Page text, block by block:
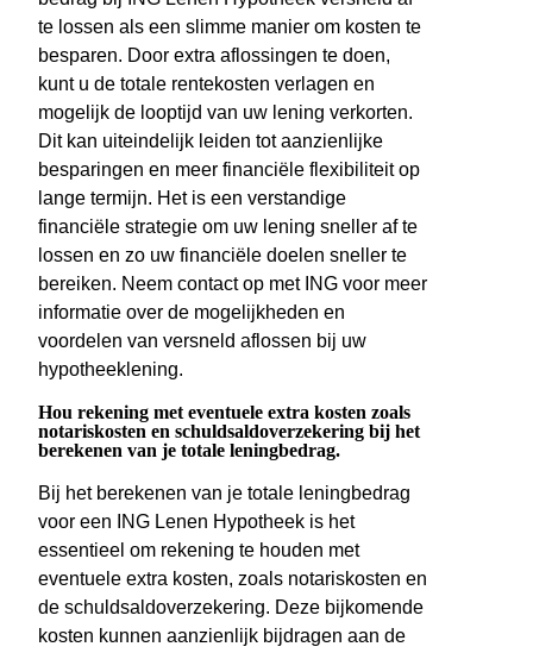
te lossen als een slimme manier om kosten te
besparen. Door extra aflossingen te doen,
kunt u de totale rentekosten verlagen en
mogelijk de looptijd van uw lening verkorten.
Dit kan uiteindelijk leiden tot aanzienlijke
besparingen en meer financiële flexibiliteit op
lange termijn. Het is een verstandige
financiële strategie om uw lening sneller af te
lossen en zo uw financiële doelen sneller te
bereiken. Neem contact op met ING voor meer
informatie over de mogelijkheden en
voordelen van versneld aflossen bij uw
hypotheeklening.
Hou rekening met eventuele extra kosten zoals
notariskosten en schuldsaldoverzekering bij het
berekenen van je totale leningbedrag.
Bij het berekenen van je totale leningbedrag
voor een ING Lenen Hypotheek is het
essentieel om rekening te houden met
eventuele extra kosten, zoals notariskosten en
de schuldsaldoverzekering. Deze bijkomende
kosten kunnen aanzienlijk bijdragen aan de